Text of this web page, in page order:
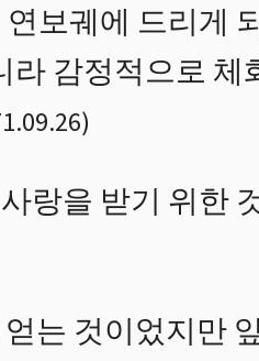
보궤에 드리게
감정적으로 체
)
랑을 받기 위한
는 것이었지만